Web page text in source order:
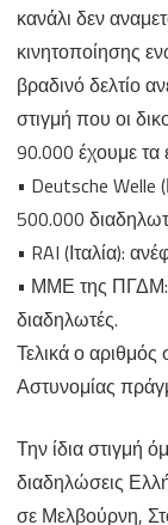
κανάλι δεν
κινητοποίησης
βραδινό δελτίο
στιγμή που οι
90.000 έχουμε τα
• Deutsche Welle
500.000
• RAI (Ιταλία):
• ΜΜΕ της ΠΓΔΜ:
διαδηλωτές.
Τελικά ο
Αστυνομίας
Την ίδια στιγμή
διαδηλώσεις
σε Μελβούρνη,